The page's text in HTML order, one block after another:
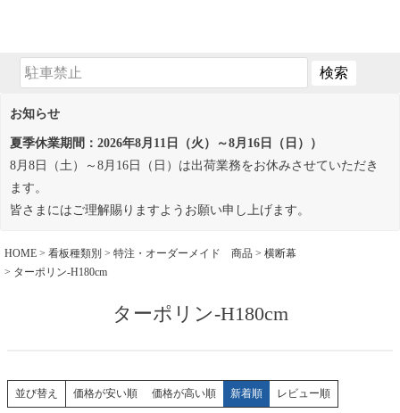
お知らせ
夏季休業期間：2026年8月11日（火）～8月16日（日））
8月8日（土）～8月16日（日）は出荷業務をお休みさせていただき
ます。
皆さまにはご理解賜りますようお願い申し上げます。
HOME 看板種類別 特注・オーダーメイド 商品
横断幕
ターポリン-H180cm
ターポリン-H180cm
並び替え 価格が安い順 価格が高い順 新着順 レビュー順